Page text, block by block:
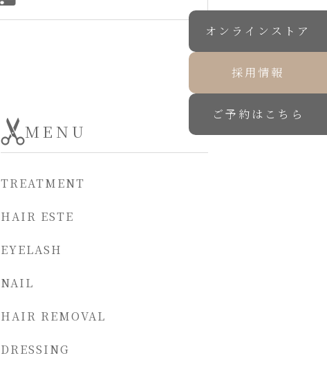
オンラインストア
採用情報
ご予約はこちら
MENU
TREATMENT
HAIR ESTE
EYELASH
NAIL
HAIR REMOVAL
DRESSING